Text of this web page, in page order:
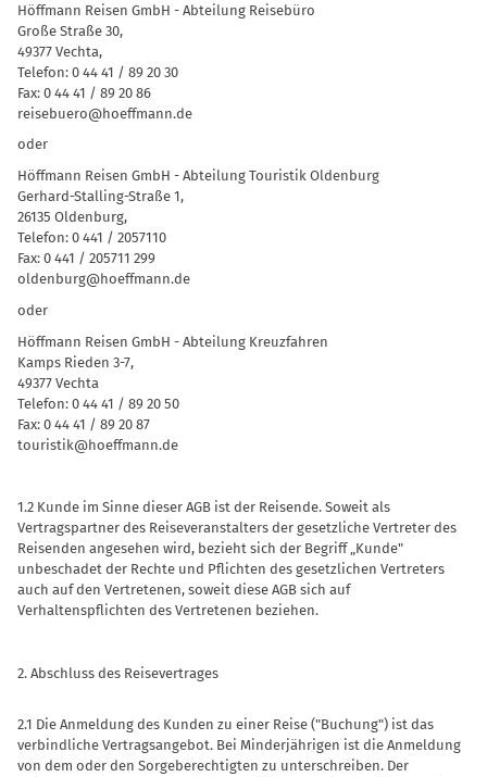
Höffmann Reisen GmbH - Abteilung Reisebüro
Große Straße 30,
49377 Vechta,
Telefon: 0 44 41 / 89 20 30
Fax: 0 44 41 / 89 20 86
reisebuero@hoeffmann.de
oder
Höffmann Reisen GmbH - Abteilung Touristik Oldenburg
Gerhard-Stalling-Straße 1,
26135 Oldenburg,
Telefon: 0 441 / 2057110
Fax: 0 441 / 205711 299
oldenburg@hoeffmann.de
oder
Höffmann Reisen GmbH - Abteilung Kreuzfahren
Kamps Rieden 3-7,
49377 Vechta
Telefon: 0 44 41 / 89 20 50
Fax: 0 44 41 / 89 20 87
touristik@hoeffmann.de
1.2 Kunde im Sinne dieser AGB ist der Reisende. Soweit als
Vertragspartner des Reiseveranstalters der gesetzliche Vertreter des
Reisenden angesehen wird, bezieht sich der Begriff „Kunde"
unbeschadet der Rechte und Pflichten des gesetzlichen Vertreters
auch auf den Vertretenen, soweit diese AGB sich auf
Verhaltenspflichten des Vertretenen beziehen.
2. Abschluss des Reisevertrages
2.1 Die Anmeldung des Kunden zu einer Reise ("Buchung") ist das
verbindliche Vertragsangebot. Bei Minderjährigen ist die Anmeldung
von dem oder den Sorgeberechtigten zu unterschreiben. Der